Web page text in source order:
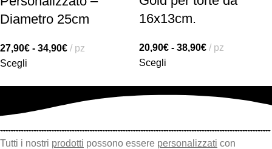
Diametro 25cm
27,90€ - 34,90€
pz
Scegli
16x13cm.
20,90€ - 38,90€
pz
Scegli
Tutti i nostri prodotti possono essere personalizzati con